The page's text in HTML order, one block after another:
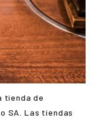
tienda de
SA. Las tiendas